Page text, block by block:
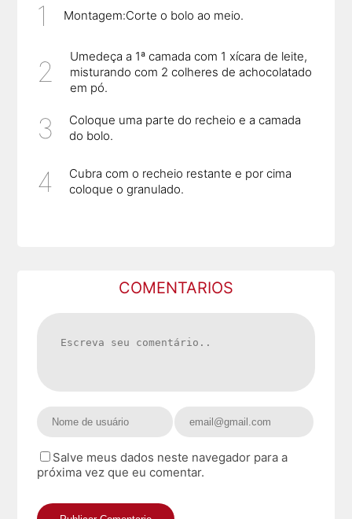
Montagem:Corte o bolo ao meio.
Umedeça a 1ª camada com 1 xícara de leite,
misturando com 2 colheres de achocolatado
em pó.
Coloque uma parte do recheio e a camada
do bolo.
Cubra com o recheio restante e por cima
coloque o granulado.
COMENTARIOS
Salve meus dados neste navegador para a
próxima vez que eu comentar.